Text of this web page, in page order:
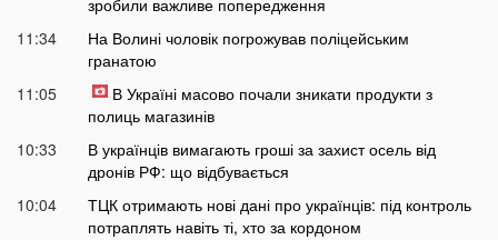
зробили важливе попередження
11:34
На Волині чоловік погрожував поліцейським
гранатою
11:05
В Україні масово почали зникати продукти з
полиць магазинів
10:33
В українців вимагають гроші за захист осель від
дронів РФ: що відбувається
10:04
ТЦК отримають нові дані про українців: під контроль
потраплять навіть ті, хто за кордоном